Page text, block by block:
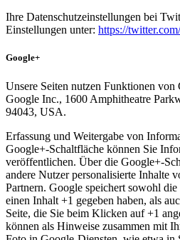
Ihre Datenschutzeinstellungen bei
Einstellungen unter: https://
Google+
Unsere Seiten nutzen Funktionen
Google Inc., 1600 Amphitheatre
94043, USA.
Erfassung und Weitergabe von
Google+-Schaltfläche können Sie
veröffentlichen. Über die Google+-
andere Nutzer personalisierte Inhalte
Partnern. Google speichert sowohl
einen Inhalt +1 gegeben haben, als
Seite, die Sie beim Klicken auf +1
können als Hinweise zusammen mit